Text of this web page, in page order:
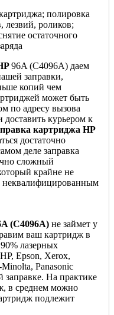
полировка
лезвий, роликов;
остаточного
96A (C4096A) даем
заправки,
копий чем
может быть
по адресу вызова
курьером к
картриджа HP
достаточно
деле заправка
сложный
крайне не
неквалифицированным
(C4096A) не займет у
ваш картридж в
лазерных
Epson, Xerox,
Panasonic
заправке. На практике
в среднем можно
подлежит